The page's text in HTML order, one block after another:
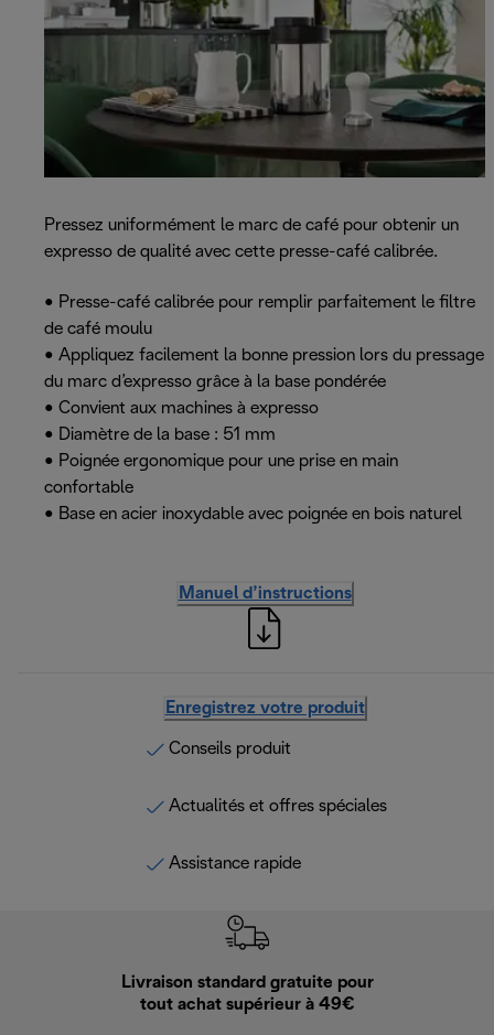
Pressez uniformément le marc de café pour obtenir un
expresso de qualité avec cette presse-café calibrée.
• Presse-café calibrée pour remplir parfaitement le filtre
de café moulu
• Appliquez facilement la bonne pression lors du pressage
du marc d’expresso grâce à la base pondérée
• Convient aux machines à expresso
• Diamètre de la base : 51 mm
• Poignée ergonomique pour une prise en main
confortable
• Base en acier inoxydable avec poignée en bois naturel
Manuel d’instructions
Enregistrez votre produit
Conseils produit
Actualités et offres spéciales
Assistance rapide
Livraison standard gratuite pour
tout achat supérieur à 49€